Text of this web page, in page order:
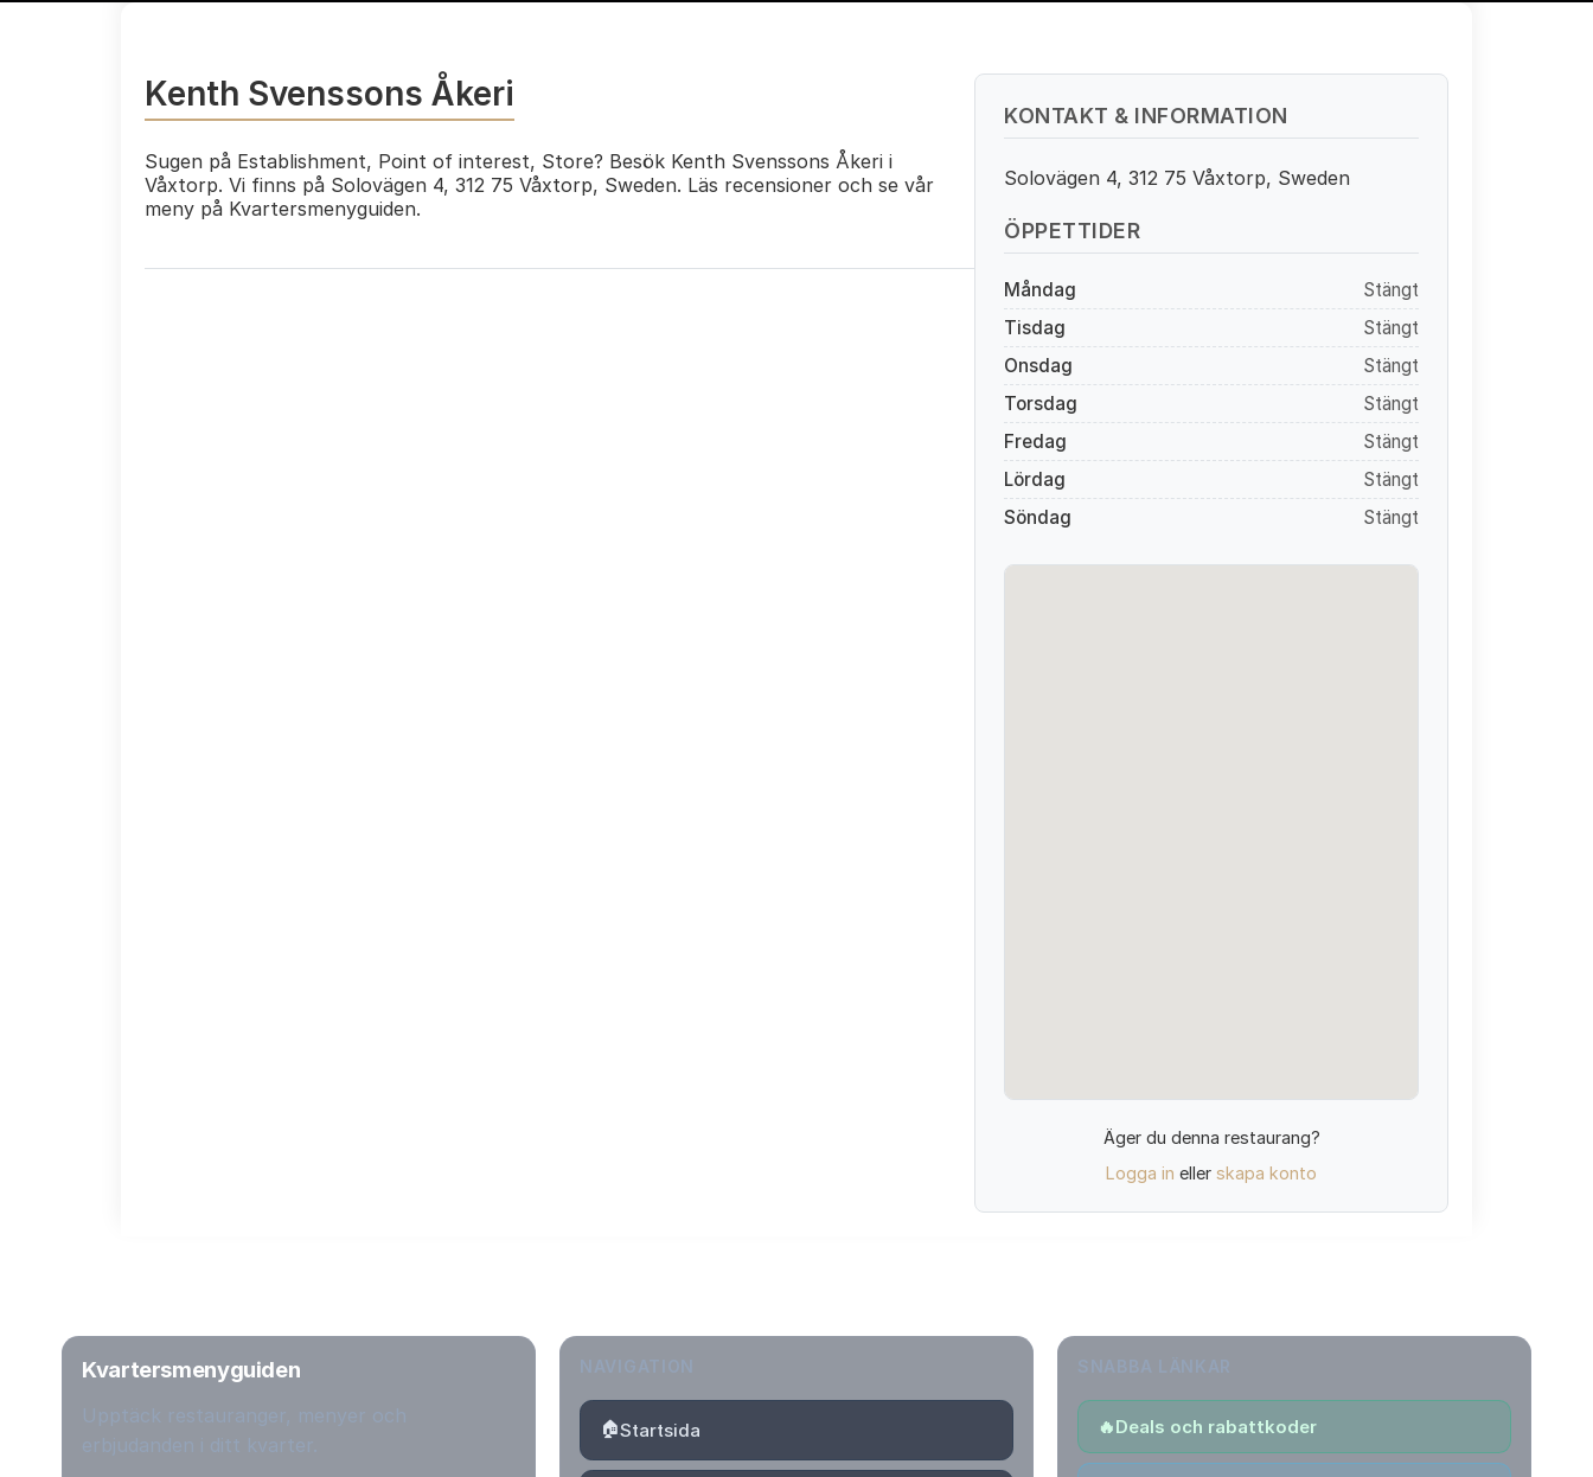
Kenth Svenssons Åkeri
Sugen på Establishment, Point of interest, Store? Besök Kenth Svenssons Åkeri i
Våxtorp. Vi finns på Solovägen 4, 312 75 Våxtorp, Sweden. Läs recensioner och se vår
meny på Kvartersmenyguiden.
KONTAKT & INFORMATION
Solovägen 4, 312 75 Våxtorp, Sweden
ÖPPETTIDER
Måndag
Stängt
Tisdag
Stängt
Onsdag
Stängt
Torsdag
Stängt
Fredag
Stängt
Lördag
Stängt
Söndag
Stängt
Äger du denna restaurang?
Logga in eller skapa konto
Kvartersmenyguiden
🏠Startsida 🔥Deals och rabattkoder